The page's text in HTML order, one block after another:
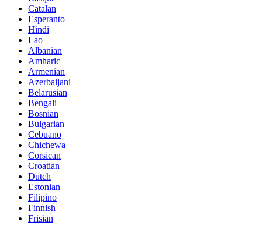
Catalan
Esperanto
Hindi
Lao
Albanian
Amharic
Armenian
Azerbaijani
Belarusian
Bengali
Bosnian
Bulgarian
Cebuano
Chichewa
Corsican
Croatian
Dutch
Estonian
Filipino
Finnish
Frisian